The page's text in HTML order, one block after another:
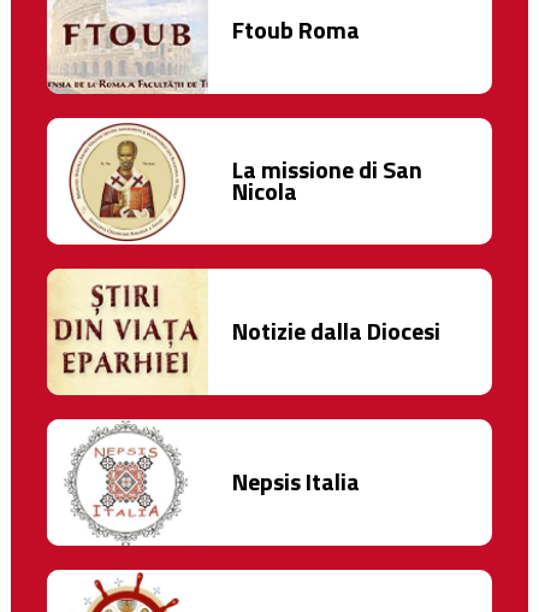
Ftoub Roma
La missione di San
Nicola
Notizie dalla Diocesi
Nepsis Italia